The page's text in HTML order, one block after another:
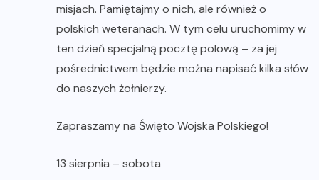
misjach. Pamiętajmy o nich, ale również o
polskich weteranach. W tym celu uruchomimy w
ten dzień specjalną pocztę polową – za jej
pośrednictwem będzie można napisać kilka słów
do naszych żołnierzy.
Zapraszamy na Święto Wojska Polskiego!
13 sierpnia – sobota